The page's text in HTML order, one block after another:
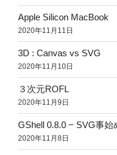
Apple Silicon MacBook
2020年11月11日
3D : Canvas vs SVG
2020年11月10日
３次元ROFL
2020年11月9日
GShell 0.8.0 − SVG事始
2020年11月8日